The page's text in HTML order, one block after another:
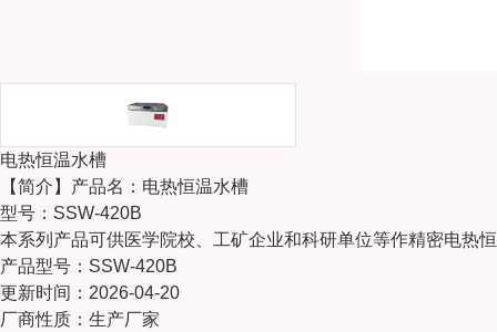
电热恒温水槽
【简介】 产品名：电热恒温水槽
型号：SSW-420B
本系列产品可供医学院校、工矿企业和科研单位等作精密电热
产品型号：SSW-420B
更新时间：2026-04-20
厂商性质：生产厂家